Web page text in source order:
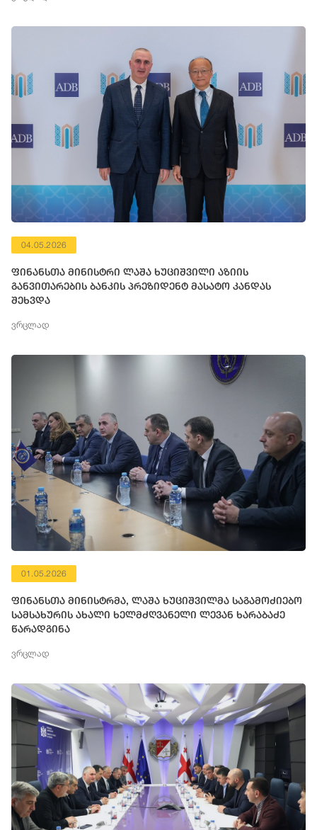
04.05.2026
ფინანსთა მინისტრი ლაშა ხუციშვილი აზიის
განვითარების ბანკის პრეზიდენტ მასატო კანდას
შეხვდა
ვრცლად
01.05.2026
ფინანსთა მინისტრმა, ლაშა ხუციშვილმა საგამოძიებო
სამსახურის ახალი ხელმძღვანელი ლევან ხარაბაძე
წარადგინა
ვრცლად